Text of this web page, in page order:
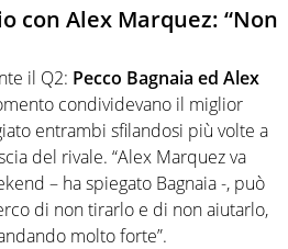
con Alex Marquez: “Non
il Q2: Pecco Bagnaia ed Alex
condividevano il miglior
entrambi sfilandosi più volte a
del rivale. “Alex Marquez va
– ha spiegato Bagnaia -, può
di non tirarlo e di non aiutarlo,
molto forte”.